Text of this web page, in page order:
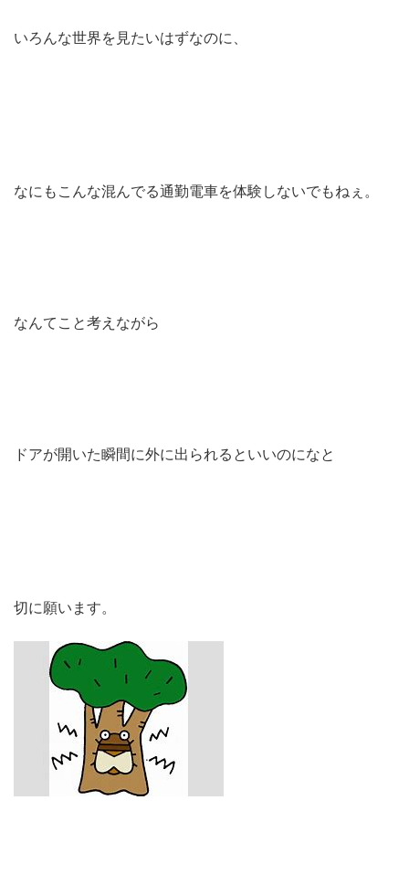
いろんな世界を見たいはずなのに、
なにもこんな混んでる通勤電車を体験しないでもねぇ。
なんてこと考えながら
ドアが開いた瞬間に外に出られるといいのになと
切に願います。